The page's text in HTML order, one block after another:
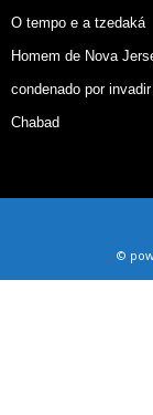
O tempo e a tzedaká
Homem de Nova
condenado por
Chabad
©